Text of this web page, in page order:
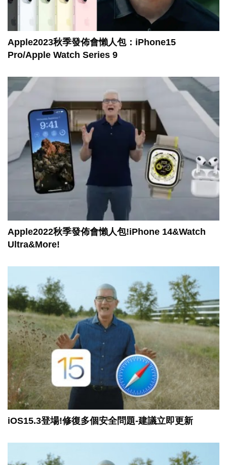
Apple2023秋季發佈會懶人包：iPhone15
Pro/Apple Watch Series 9
Apple2022秋季發佈會懶人包!iPhone 14&Watch
Ultra&More!
iOS15.3登場!修復多個安全問題-建議立即更新